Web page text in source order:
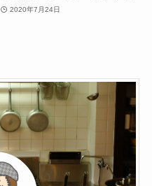
2020年7月24日